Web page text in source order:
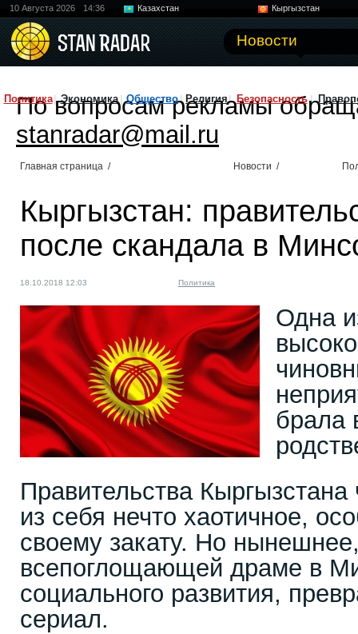
10 Августа 2026 14:36 Казахстан
Кыргызстан
Новости
Политика Экономика Общество Религия Безопасность
По вопросам рекламы
stanradar@mail.ru
Главная страница / Новости /
Кыргызстан:
после скандала в
18.10.2018 12:03 Политика
Одна
брала
Правительства
из себя нечто хаотичное,
своему закату. Но
всепоглощающей драме в
социального развития,
сериал.